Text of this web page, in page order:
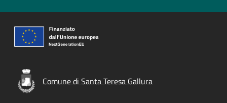
Comune di Santa Teresa Gallura